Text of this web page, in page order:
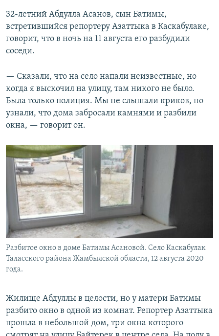
32-летний Абдулла Асанов, сын Батимы,
встретившийся репортеру Азаттыка в Каскабулаке,
говорит, что в ночь на 11 августа его разбудили
соседи.
— Сказали, что на село напали неизвестные, но
когда я выскочил на улицу, там никого не было.
Была только полиция. Мы не слышали криков, но
узнали, что дома забросали камнями и разбили
окна, — говорит он.
Разбитое окно в доме Батимы Асановой. Село Каскабулак
Таласского района Жамбылской области, 12 августа 2020
года.
Жилище Абдуллы в целости, но у матери Батимы
разбито окно в одной из комнат. Репортер Азаттыка
прошла в небольшой дом, три окна которого